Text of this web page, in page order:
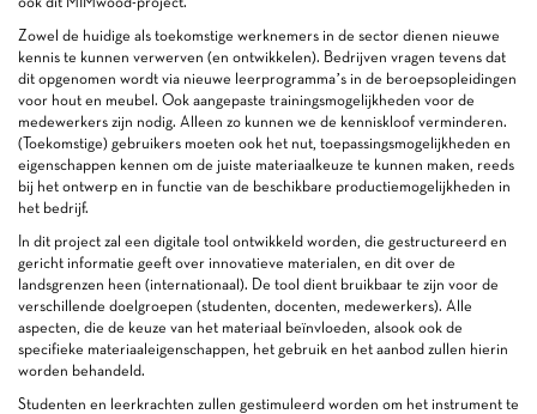
Zowel de huidige als toekomstige werknemers in de sector dienen nieuwe
kennis te kunnen verwerven (en ontwikkelen). Bedrijven vragen tevens dat
dit opgenomen wordt via nieuwe leerprogramma’s in de beroepsopleidingen
voor hout en meubel. Ook aangepaste trainingsmogelijkheden voor de
medewerkers zijn nodig. Alleen zo kunnen we de kenniskloof verminderen.
(Toekomstige) gebruikers moeten ook het nut, toepassingsmogelijkheden en
eigenschappen kennen om de juiste materiaalkeuze te kunnen maken, reeds
bij het ontwerp en in functie van de beschikbare productiemogelijkheden in
het bedrijf.
In dit project zal een digitale tool ontwikkeld worden, die gestructureerd en
gericht informatie geeft over innovatieve materialen, en dit over de
landsgrenzen heen (internationaal). De tool dient bruikbaar te zijn voor de
verschillende doelgroepen (studenten, docenten, medewerkers). Alle
aspecten, die de keuze van het materiaal beïnvloeden, alsook ook de
specifieke materiaaleigenschappen, het gebruik en het aanbod zullen hierin
worden behandeld.
Studenten en leerkrachten zullen gestimuleerd worden om het instrument te